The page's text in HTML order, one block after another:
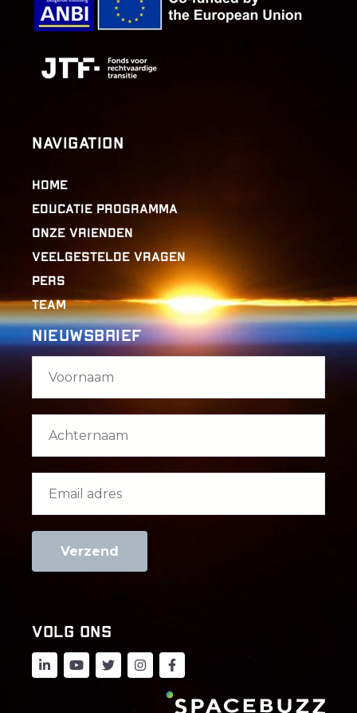
Navigation
Home
Educatie programma
Onze Vrienden
Veelgestelde vragen
Pers
Team
Nieuwsbrief
Volg ons